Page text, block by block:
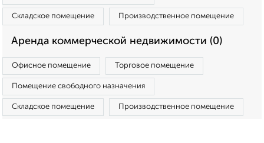
Складское помещение Производственное помещение
Аренда коммерческой недвижимости (0)
Офисное помещение Торговое помещение
Помещение свободного назначения
Складское помещение Производственное помещение